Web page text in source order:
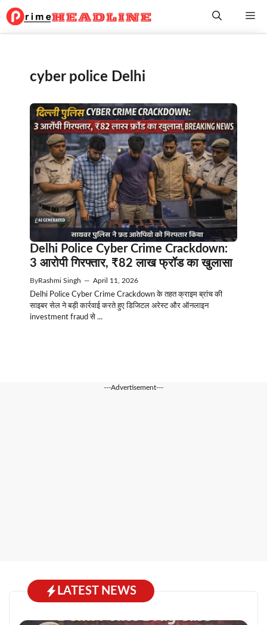
Skip
to
cyber police Delhi
Delhi Police Cyber Crime Crackdown:
3 आरोपी गिरफ्तार, ₹82 लाख फ्रॉड का खुलासा
ByRashmi Singh — April 11, 2026
Delhi Police Cyber Crime Crackdown के तहत क्राइम ब्रांच की
साइबर सेल ने बड़ी कार्रवाई करते हुए डिजिटल अरेस्ट और ऑनलाइन
investment fraud से ...
---Advertisement---
LATEST NEWS